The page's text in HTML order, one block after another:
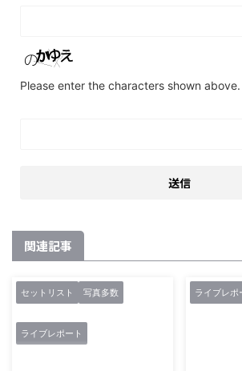
Please enter the characters shown above.
関連記事
セットリスト 写真多数
ライブレポート
ライブレポ